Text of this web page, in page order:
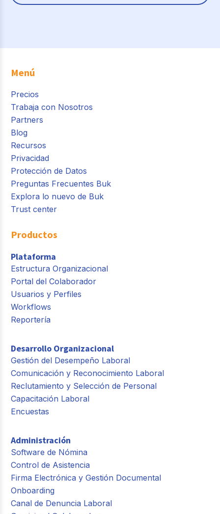
Menú
Precios
Trabaja con Nosotros
Partners
Blog
Recursos
Privacidad
Protección de Datos
Preguntas Frecuentes Buk
Explora lo nuevo de Buk
Trust center
Productos
Plataforma
Estructura Organizacional
Portal del Colaborador
Usuarios y Perfiles
Workflows
Reportería
Desarrollo Organizacional
Gestión del Desempeño Laboral
Comunicación y Reconocimiento Laboral
Reclutamiento y Selección de Personal
Capacitación Laboral
Encuestas
Administración
Software de Nómina
Control de Asistencia
Firma Electrónica y Gestión Documental
Onboarding
Canal de Denuncia Laboral